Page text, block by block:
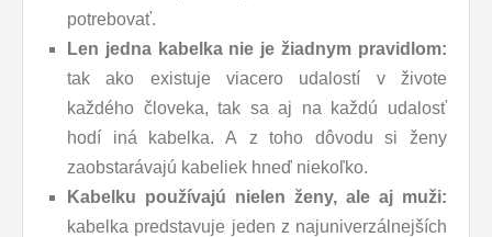
potrebovať.
Len jedna kabelka nie je žiadnym pravidlom:
tak ako existuje viacero udalostí v živote
každého človeka, tak sa aj na každú udalosť
hodí iná kabelka. A z toho dôvodu si ženy
zaobstarávajú kabeliek hneď niekoľko.
Kabelku používajú nielen ženy, ale aj muži:
kabelka predstavuje jeden z najuniverzálnejších